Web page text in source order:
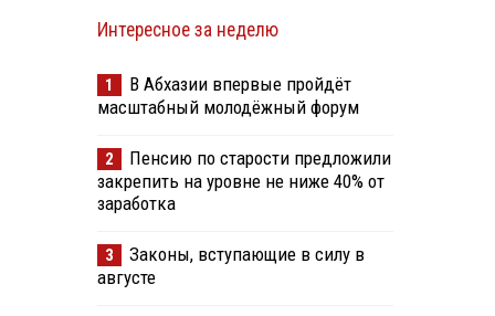
Интересное за неделю
1
В Абхазии впервые пройдёт
масштабный молодёжный форум
2
Пенсию по старости предложили
закрепить на уровне не ниже 40% от
заработка
3
Законы, вступающие в силу в
августе